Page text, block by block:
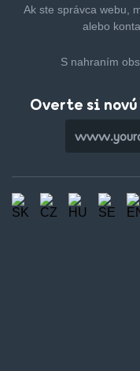
Ak ste správca webu,
alebo
S nahraním
Overte si